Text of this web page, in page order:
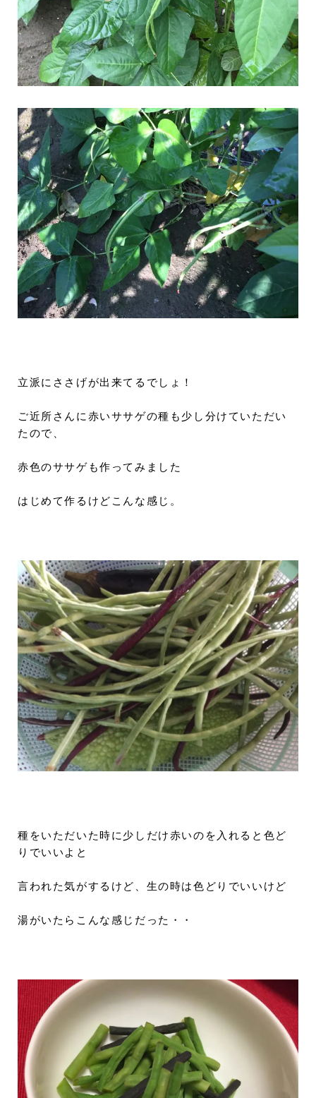
立派にささげが出来てるでしょ！
ご近所さんに赤いササゲの種も少し分けていただい
たので、
赤色のササゲも作ってみました
はじめて作るけどこんな感じ。
種をいただいた時に少しだけ赤いのを入れると色ど
りでいいよと
言われた気がするけど、生の時は色どりでいいけど
湯がいたらこんな感じだった・・